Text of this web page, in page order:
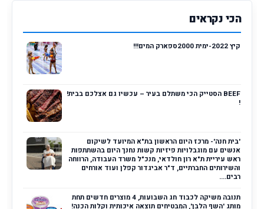
הכי נקראים
קיץ 2022-ימית 2000ספארק המים!!!
BEEF הסטייק הכי משתלם בעיר – עכשיו גם אצלכם בבית!
!
'בית חנה'- מרכז היום הראשון בת"א המיועד לשיקום
אנשים עם מוגבלויות פיזיות קשות נחנך היום בהשתתפות
ראש עיריית ת"א רון חולדאי, מנכ"ל משרד העבודה, הרווחה
והשירותים החברתיים, ד"ר אביגדור קפלן ועוד אורחים
רבים....
תנובה משיקה לכבוד חג השבועות, 4 מוצרים חדשים תחת
מותג 'השף הלבן', המבטיחים תוצאה איכותית וקלות הכנה!